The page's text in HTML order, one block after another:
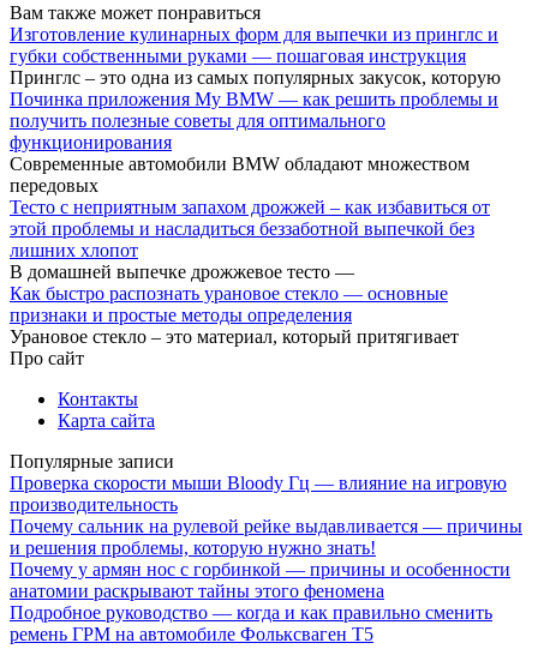
Вам также может понравиться
Изготовление кулинарных форм для выпечки из принглс и
губки собственными руками — пошаговая инструкция
Принглс – это одна из самых популярных закусок, которую
Починка приложения My BMW — как решить проблемы и
получить полезные советы для оптимального
функционирования
Современные автомобили BMW обладают множеством
передовых
Тесто с неприятным запахом дрожжей – как избавиться от
этой проблемы и насладиться беззаботной выпечкой без
лишних хлопот
В домашней выпечке дрожжевое тесто —
Как быстро распознать урановое стекло — основные
признаки и простые методы определения
Урановое стекло – это материал, который притягивает
Про сайт
Контакты
Карта сайта
Популярные записи
Проверка скорости мыши Bloody Гц — влияние на игровую
производительность
Почему сальник на рулевой рейке выдавливается — причины
и решения проблемы, которую нужно знать!
Почему у армян нос с горбинкой — причины и особенности
анатомии раскрывают тайны этого феномена
Подробное руководство — когда и как правильно сменить
ремень ГРМ на автомобиле Фольксваген Т5